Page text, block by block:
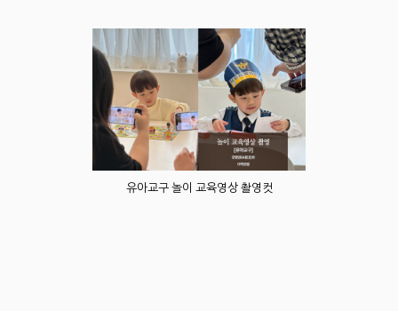
유아교구 놀이 교육영상 촬영컷